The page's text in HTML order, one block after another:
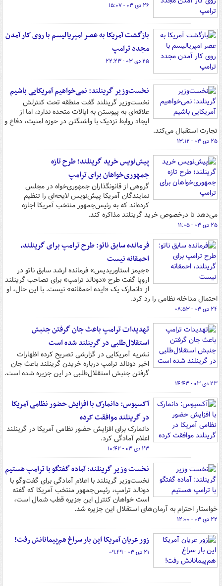
۲۶ دی ۰۳ - ۱۵:۰۷
بازگشت آمریکا به عصر امپریالیسم با روی کار آمدن
مجدد ترامپ
۲۵ دی ۰۳ - ۲۲:۲۳
نخست‌وزیر گرینلند: نمی‌خواهیم آمریکایی باشیم
نخست‌وزیر گرینلند گفت منطقه تحت کنترلش
علاقه‌ای به پیوستن به ایالات متحده ندارد، اما از
ایجاد روابط نزدیک با واشنگتن در حوزه امنیت، دفاع و
تجارت استقبال می‌کند.
۲۵ دی ۰۳ - ۱۳:۱۲
پیش‌نویس خرید گرینلند؛ طرح تازه
جمهوری‌خواهان برای ترامپ
گروهی از قانونگذاران جمهوری‌خواه در مجلس
نمایندگان آمریکا پیش‌نویس لایحه‌ای را تنظیم
کرده‌اند که به رئیس‌جمهور منتخب آمریکا اجازه
می‌دهد تا درخصوص خرید گرینلند مذاکره کند.
۲۵ دی ۰۳ - ۱۱:۰۵
فرمانده سابق ناتو: طرح ترامپ برای گرینلند،
احمقانه نیست
«جیمز استاوریدیس» فرمانده ارشد سابق ناتو در
اروپا گفت طرح «دونالد ترامپ» برای تصاحب گرینلند
از دانمارک یک «ایده احمقانه» نیست. با این حال، او
احتمال مداخله نظامی را رد کرد.
۲۴ دی ۰۳ - ۰۸:۵۳
تهدیدات ترامپ باعث جان گرفتن جنبش
استقلال‌طلبی در گرینلند شده است
نشریه آمریکایی در گزارشی تصریح کرده اظهارات
اخیر دونالد ترامپ درباره خریدن گرینلند باعث جان
گرفتن جنبش استقلال‌طلبی در این جزیره شده است.
۲۳ دی ۰۳ - ۱۴:۴۳
آکسیوس: دانمارک با افزایش حضور نظامی آمریکا
در گرینلند موافقت کرده
دانمارک برای افزایش حضور نظامی آمریکا در گرینلند
اعلام آمادگی کرد.
۲۳ دی ۰۳ - ۱۰:۴۲
نخست وزیر گرینلند: آماده گفتگو با ترامپ هستیم
نخست‌وزیر گرینلند با اعلام آمادگی برای گفت‌وگو با
دونالد ترامپ، رئیس‌جمهور منتخب آمریکا که گفته
است خواهان کنترل این جزیره قطب شمال است،
خواستار احترام به آرمان‌های استقلال این جزیره شد.
۲۲ دی ۰۳ - ۱۲:۰۰
زور عریان آمریکا این بار سراغ هم‌پیمانانش رفت!
۲۱ دی ۰۳ - ۰۹:۴۹